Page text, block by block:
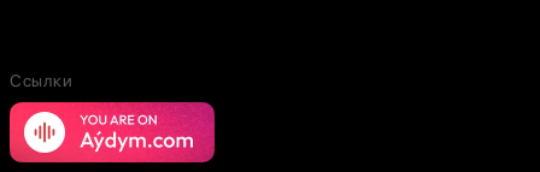
Ссылки